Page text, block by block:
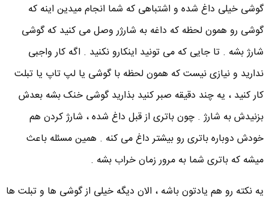
گوشی خیلی داغ شده و اشتباهی که شما انجام میدین اینه که
گوشی رو همون لحظه که داغه به شارژر وصل می کنید که گوشی
شارژ بشه . تا جایی که می تونید اینکارو نکنید . اگه کار واجبی
ندارید و نیازی نیست که همون لحظه با گوشی یا لپ تاپ یا تبلت
کار کنید ، یه چند دقیقه صبر کنید بذارید گوشی خنک بشه بعدش
بزنیدش به شارژ . چون باتری از قبل داغ شده ، شارژ کردن هم
خودش دوباره باتری رو بیشتر داغ می کنه . همین مسئله باعث
میشه که باتری شما به مرور زمان خراب بشه .
یه نکته رو هم یادتون باشه ، الان دیگه خیلی از گوشی ها و تبلت ها